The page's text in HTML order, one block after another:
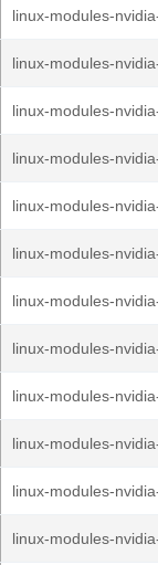
linux-modules-
linux-modules-
linux-modules-
linux-modules-
linux-modules-
linux-modules-
linux-modules-
linux-modules-
linux-modules-
linux-modules-
linux-modules-
linux-modules-